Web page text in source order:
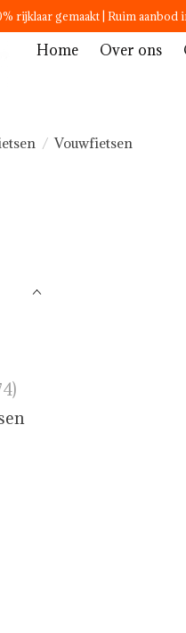
rijklaar gemaakt | Ruim aanbod
Home Over ons
/ Vouwfietsen